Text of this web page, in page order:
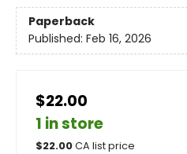
Paperback
Published: Feb 16, 2026
$22.00
1 in store
$22.00CA list price